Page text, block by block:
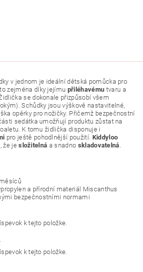
v jednom je ideální dětská pomůcka pro
zejména díky jejímu přiléhavému tvaru a
se dokonale přizpůsobí všem
Schůdky jsou výškově nastavitelné,
opěrky pro nožičky. Přičemž bezpečnostní
sedátka umožňují produktu zůstat na
K tomu židlička disponuje i
pro ještě pohodlnější použití. Kiddyloo
že jesložitelná a snadno skladovatelná
a přírodní materiál Miscanthus
bezpečnostními normami
k tejto položke.
k tejto položke.